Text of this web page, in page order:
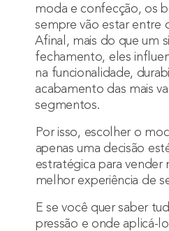
moda e confecção, os
sempre vão estar entre
Afinal, mais do que um
fechamento, eles
na funcionalidade,
acabamento das mais
segmentos.
Por isso, escolher o
apenas uma decisão
estratégica para vender
melhor experiência de
E se você quer saber
pressão e onde aplicá-